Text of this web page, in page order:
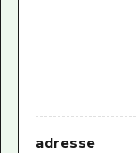
adresse